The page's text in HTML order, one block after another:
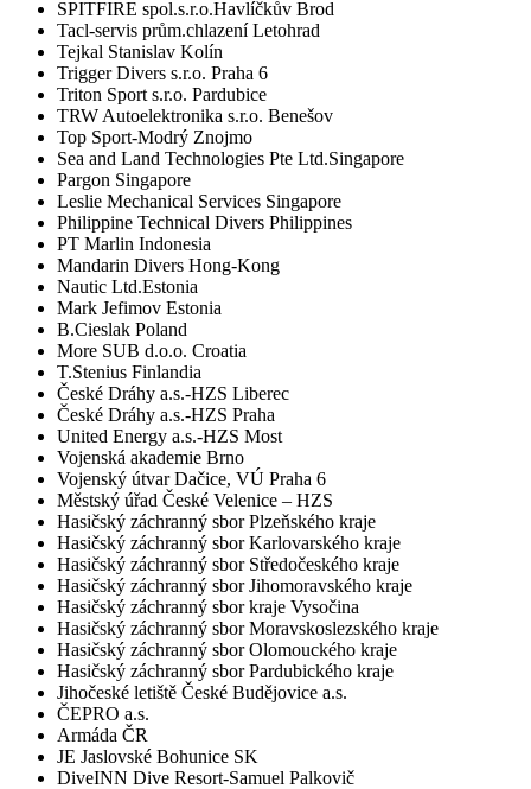
SPITFIRE spol.s.r.o.Havlíčkův Brod
Tacl-servis prům.chlazení Letohrad
Tejkal Stanislav Kolín
Trigger Divers s.r.o. Praha 6
Triton Sport s.r.o. Pardubice
TRW Autoelektronika s.r.o. Benešov
Top Sport-Modrý Znojmo
Sea and Land Technologies Pte Ltd.Singapore
Pargon Singapore
Leslie Mechanical Services Singapore
Philippine Technical Divers Philippines
PT Marlin Indonesia
Mandarin Divers Hong-Kong
Nautic Ltd.Estonia
Mark Jefimov Estonia
B.Cieslak Poland
More SUB d.o.o. Croatia
T.Stenius Finlandia
České Dráhy a.s.-HZS Liberec
České Dráhy a.s.-HZS Praha
United Energy a.s.-HZS Most
Vojenská akademie Brno
Vojenský útvar Dačice, VÚ Praha 6
Městský úřad České Velenice – HZS
Hasičský záchranný sbor Plzeňského kraje
Hasičský záchranný sbor Karlovarského kraje
Hasičský záchranný sbor Středočeského kraje
Hasičský záchranný sbor Jihomoravského kraje
Hasičský záchranný sbor kraje Vysočina
Hasičský záchranný sbor Moravskoslezského kraje
Hasičský záchranný sbor Olomouckého kraje
Hasičský záchranný sbor Pardubického kraje
Jihočeské letiště České Budějovice a.s.
ČEPRO a.s.
Armáda ČR
JE Jaslovské Bohunice SK
DiveINN Dive Resort-Samuel Palkovič